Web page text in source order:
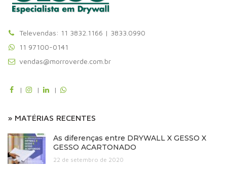
Televendas: 11 3832.1166 | 3833.0990
11 97100-0141
vendas@morroverde.com.br
| | |
» MATÉRIAS RECENTES
As diferenças entre DRYWALL X GESSO X
GESSO ACARTONADO
22 de setembro de 2020